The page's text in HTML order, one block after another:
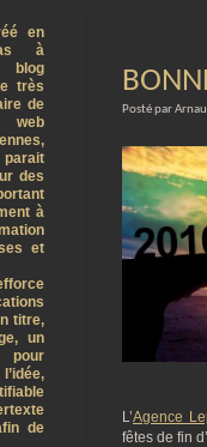
Posté par
L’Agence
fêtes de fin
en
à
blog
très
de
parait
des
à
et
titre,
un
de